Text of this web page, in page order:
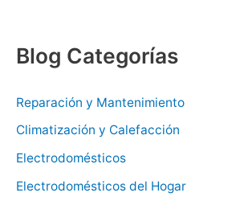
Blog Categorías
Reparación y Mantenimiento
Climatización y Calefacción
Electrodomésticos
Electrodomésticos del Hogar